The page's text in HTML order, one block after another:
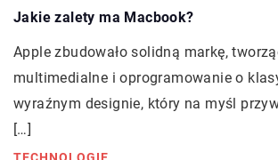
Jakie zalety ma Macbook?
Apple zbudowało solidną markę,
multimedialne i oprogramowanie o
wyraźnym designie, który na myśl
[…]